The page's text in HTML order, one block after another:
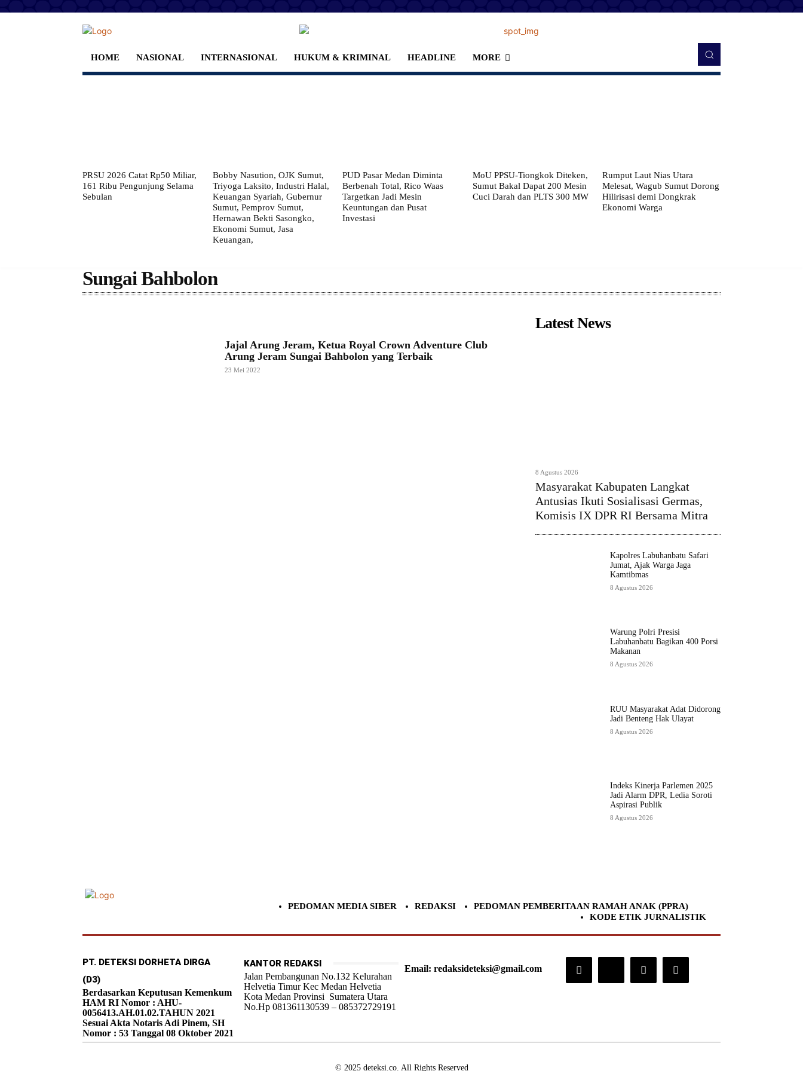
HOME NASIONAL INTERNASIONAL HUKUM & KRIMINAL HEADLINE MORE
PRSU 2026 Catat Rp50 Miliar,
161 Ribu Pengunjung Selama
Sebulan
Bobby Nasution, OJK Sumut,
Triyoga Laksito, Industri Halal,
Keuangan Syariah, Gubernur
Sumut, Pemprov Sumut,
Hernawan Bekti Sasongko,
Ekonomi Sumut, Jasa
Keuangan,
PUD Pasar Medan Diminta
Berbenah Total, Rico Waas
Targetkan Jadi Mesin
Keuntungan dan Pusat
Investasi
MoU PPSU-Tiongkok Diteken,
Sumut Bakal Dapat 200 Mesin
Cuci Darah dan PLTS 300 MW
Rumput Laut Nias Utara
Melesat, Wagub Sumut Dorong
Hilirisasi demi Dongkrak
Ekonomi Warga
Sungai Bahbolon
Jajal Arung Jeram, Ketua Royal Crown Adventure Club
Arung Jeram Sungai Bahbolon yang Terbaik
23 Mei 2022
Latest News
8 Agustus 2026
Masyarakat Kabupaten Langkat
Antusias Ikuti Sosialisasi Germas,
Komisis IX DPR RI Bersama Mitra
Kapolres Labuhanbatu Safari
Jumat, Ajak Warga Jaga
Kamtibmas
8 Agustus 2026
Warung Polri Presisi
Labuhanbatu Bagikan 400 Porsi
Makanan
8 Agustus 2026
RUU Masyarakat Adat Didorong
Jadi Benteng Hak Ulayat
8 Agustus 2026
Indeks Kinerja Parlemen 2025
Jadi Alarm DPR, Ledia Soroti
Aspirasi Publik
8 Agustus 2026
PEDOMAN MEDIA SIBER REDAKSI
PEDOMAN PEMBERITAAN RAMAH ANAK (PPRA)
KODE ETIK JURNALISTIK
PT. DETEKSI DORHETA DIRGA
(D3)
Berdasarkan Keputusan Kemenkum
HAM RI Nomor : AHU-
0056413.AH.01.02.TAHUN 2021
Sesuai Akta Notaris Adi Pinem, SH
Nomor : 53 Tanggal 08 Oktober 2021
KANTOR REDAKSI
Jalan Pembangunan No.132 Kelurahan
Helvetia Timur Kec Medan Helvetia
Kota Medan Provinsi Sumatera Utara
No.Hp 081361130539 – 085372729191
Email: redaksideteksi@gmail.com
© 2025 deteksi.co. All Rights Reserved